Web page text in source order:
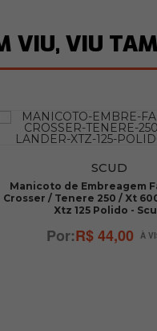
VIU, VIU
SCUD
Manicoto de Embreagem
Crosser / Tenere 250 / Xt
Xtz 125 Polido -
R$ 44,00